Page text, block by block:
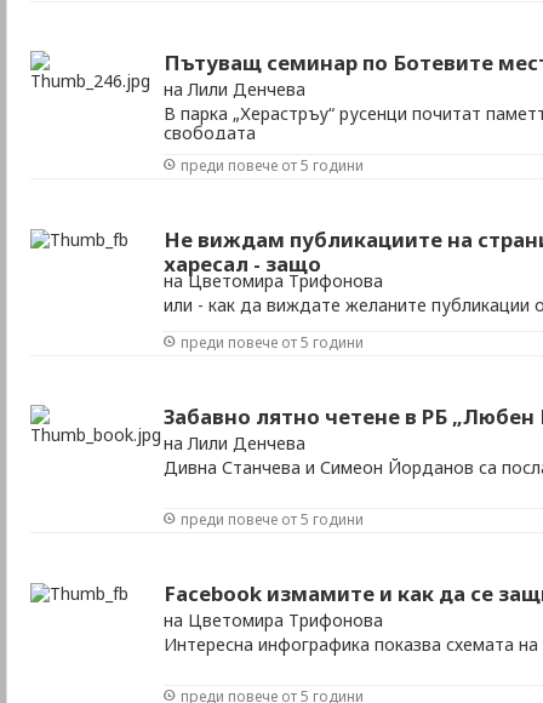
Пътуващ семинар по Ботевите
на Лили Денчева
В парка „Херастръу“ русенци почитат
свободата
преди повече от 5 години
Не виждам публикациите на
харесал - защо
на Цветомира Трифонова
или - как да виждате желаните публикации
преди повече от 5 години
Забавно лятно четене в РБ „Любен
на Лили Денчева
Дивна Станчева и Симеон Йорданов са
преди повече от 5 години
Facebook измамите и как да се
на Цветомира Трифонова
Интересна инфографика показва схемата
преди повече от 5 години